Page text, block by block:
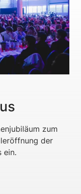
zum
der
ein.